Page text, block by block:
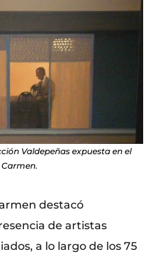
Valdepeñas expuesta en el
destacó
de artistas
a lo largo de los 75